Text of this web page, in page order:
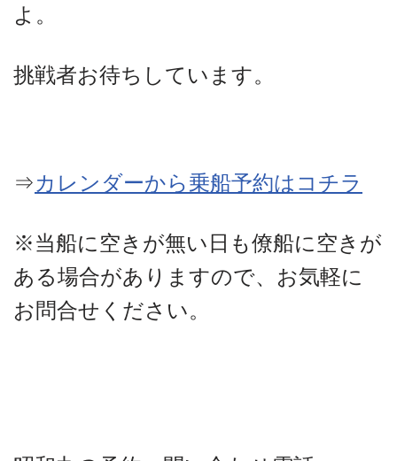
よ。
挑戦者お待ちしています。
⇒カレンダーから乗船予約はコチラ
※当船に空きが無い日も僚船に空きが
ある場合がありますので、お気軽に
お問合せください。